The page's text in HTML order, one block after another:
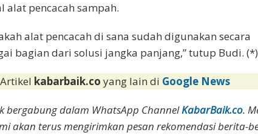
alat pencacah sampah.
alat pencacah di sana sudah digunakan secara
bagian dari solusi jangka panjang,” tutup Budi. (*)
kabarbaik.coyang lain di Google News
bergabung dalam WhatsApp ChannelKabarBaik.co.
akan terus mengirimkan pesan rekomendasi berita-